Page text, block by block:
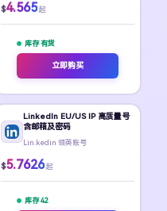
$4.565 起
库存 有货
立即购买
LinkedIn EU/US IP 高质量号
含邮箱及密码
Lin.kedin 领英账号
$5.7626 起
库存 42